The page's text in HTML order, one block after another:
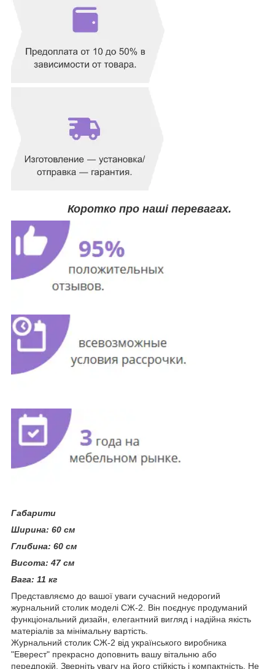
Коротко про наші перевагах.
Габарити
Ширина: 60 см
Глибина: 60 см
Висота: 47 см
Вага: 11 кг
Представляємо до вашої уваги сучасний недорогий
журнальний столик моделі СЖ-2. Він поєднує продуманий
функціональний дизайн, елегантний вигляд і надійна якість
матеріалів за мінімальну вартість.
Журнальний столик СЖ-2 від українського виробника
"Еверест" прекрасно доповнить вашу вітальню або
передпокій. Зверніть увагу на його стійкість і компактність. Не